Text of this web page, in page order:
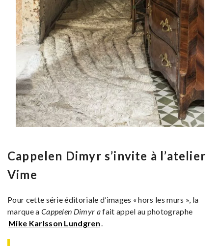
Cappelen Dimyr s’invite à l’atelier
Vime
Pour cette série éditoriale d’images « hors les murs », la
marque a Cappelen Dimyr afait appel au photographe
Mike Karlsson Lundgren.